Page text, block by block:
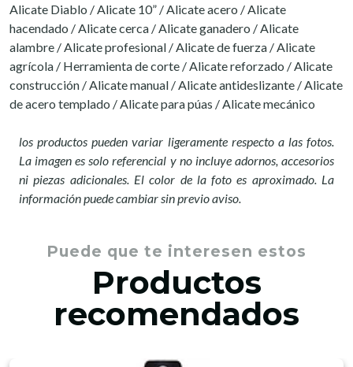
Alicate Diablo / Alicate 10” / Alicate acero / Alicate
hacendado / Alicate cerca / Alicate ganadero / Alicate
alambre / Alicate profesional / Alicate de fuerza / Alicate
agrícola / Herramienta de corte / Alicate reforzado / Alicate
construcción / Alicate manual / Alicate antideslizante / Alicate
de acero templado / Alicate para púas / Alicate mecánico
los productos pueden variar ligeramente respecto a las fotos.
La imagen es solo referencial y no incluye adornos, accesorios
ni piezas adicionales. El color de la foto es aproximado. La
información puede cambiar sin previo aviso.
Puede que te interesen estos
Productos
recomendados